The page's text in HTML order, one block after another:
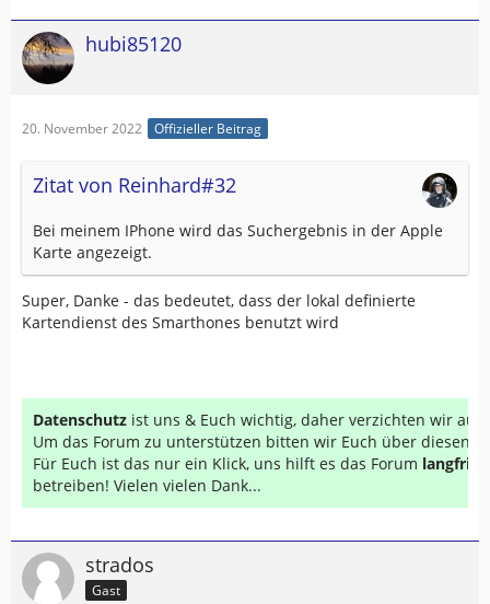
hubi85120
20. November 2022 Offizieller Beitrag
Zitat von Reinhard#32
Bei meinem IPhone wird das Suchergebnis in der Apple
Karte angezeigt.
Super, Danke - das bedeutet, dass der lokal definierte
Kartendienst des Smarthones benutzt wird
Datenschutz ist uns & Euch wichtig, daher verzichten wir auf
Um das Forum zu unterstützen bitten wir Euch über diesen
Für Euch ist das nur ein Klick, uns hilft es das Forum
betreiben! Vielen vielen Dank...
strados
Gast